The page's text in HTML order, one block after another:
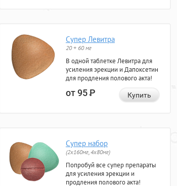
Супер Левитра
20 + 60 мг
В одной таблетке Левитра для
усиления эрекции и Дапоксетин
для продления полового акта!
от 95Р Купить
Супер набор
(2х160мг, 4х80мг)
Попробуй все супер препараты
для усиления эрекции и
продления полового акта!